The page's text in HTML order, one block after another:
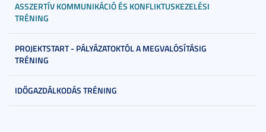
ASSZERTÍV KOMMUNIKÁCIÓ ÉS KONFLIKTUSKEZELÉSI
TRÉNING
PROJEKTSTART - PÁLYÁZATOKTÓL A MEGVALÓSÍTÁSIG
TRÉNING
IDŐGAZDÁLKODÁS TRÉNING